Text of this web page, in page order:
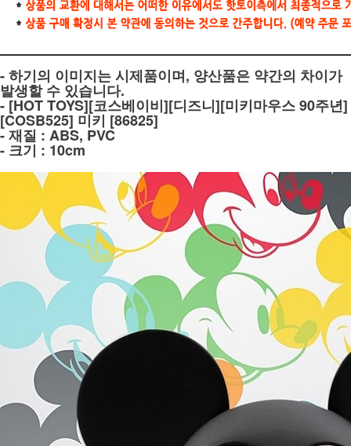
- 하기의 이미지는 시제품이며, 양산품은 약간의 차이가
발생할 수 있습니다.
- [HOT TOYS][코스베이비][디즈니][미키마우스 90주년]
[COSB525] 미키 [86825]
- 재질 : ABS, PVC
- 크기 : 10cm